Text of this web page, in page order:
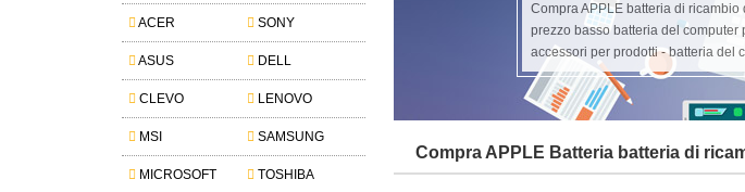
Compra APPLE batteria di
prezzo basso batteria del
accessori per prodotti - batteria del
Compra APPLE Batteria batteria di
ACER SONY
ASUS DELL
CLEVO LENOVO
MSI SAMSUNG
MICROSOFT TOSHIBA